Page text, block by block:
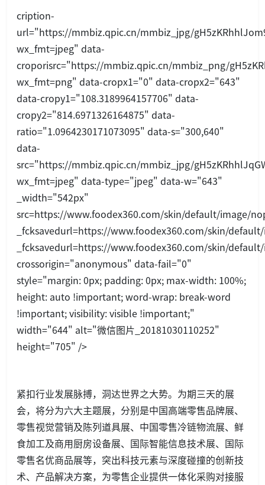
cription-
url="https://mmbiz.qpic.cn/mmbiz_jpg/
wx_fmt=jpeg" data-
croporisrc="https://mmbiz.qpic.cn/mmbiz_png/
wx_fmt=png" data-cropx1="0" data-cropx2="643"
data-cropy1="108.3189964157706" data-
cropy2="814.6971326164875" data-
ratio="1.0964230171073095" data-s="300,640"
data-
src="https://mmbiz.qpic.cn/mmbiz_jpg/
wx_fmt=jpeg" data-type="jpeg" data-w="643"
_width="542px"
src=https://www.foodex360.com/skin/default/image/
_fcksavedurl=https://www.foodex360.com/skin/
_fcksavedurl=https://www.foodex360.com/skin/
crossorigin="anonymous" data-fail="0"
style="margin: 0px; padding: 0px; max-width: 100%;
height: auto !important; word-wrap: break-word
!important; visibility: visible !important;"
width="644" alt="微信图片_20181030110252"
height="705" />
紧扣行业发展脉搏，洞达世界之大势。为期三天的展
会，将分为六大主题展，分别是中国高端零售品牌展、
零售视觉营销及陈列道具展、中国零售冷链物流展、鲜
食加工及商用厨房设备展、国际智能信息技术展、国际
零售名优商品展等，突出科技元素与深度碰撞的创新技
术、产品解决方案，为零售企业提供一体化采购对接服